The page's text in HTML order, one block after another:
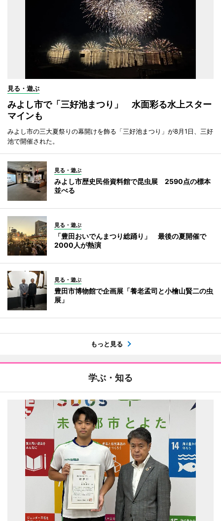
見る・遊ぶ
みよし市で「三好池まつり」 水面彩る水上スター
マインも
みよし市の三大夏祭りの幕開けを飾る「三好池まつり」が8月1日、三好
池で開催された。
見る・遊ぶ
みよし市歴史民俗資料館で昆虫展 2590点の標本
並べる
見る・遊ぶ
「豊田おいでんまつり総踊り」 最後の夏開催で
2000人が熱演
見る・遊ぶ
豊田市博物館で企画展「養老孟司と小檜山賢二の虫
展」
もっと見る
学ぶ・知る